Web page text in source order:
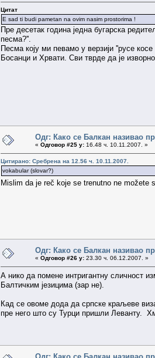
Цитат
E sad ti budi pametan na ovim nasim prostorima !
Пре десетак година једна бугарска
песма?''.
Песма коју ми певамо у верзији ''русе
Босанци и Хрвати. Сви тврде да је
Одг: Како се Балкан називао
« Одговор #25 у: 16.48 ч. 10.11.2007. »
Цитирано: Сребрена на 12.56 ч. 10.11.2007.
vokabular (slovar?)
Mislim da je reč koje se trenutno ne možete
Одг: Како се Балкан називао
« Одговор #26 у: 23.30 ч. 06.12.2007. »
А нико да помене интригантну сличност
Балтичким језицима (зар не).
Кад се овоме дода да српске краљеве
пре него што су Турци пришли Леванту.